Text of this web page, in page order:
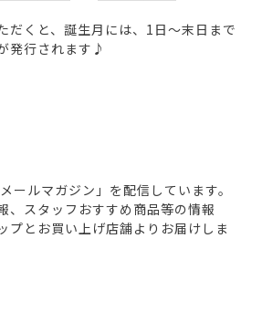
だくと、誕生月には、1日～末日まで
発行されます♪
ールマガジン」を配信しています。
、スタッフおすすめ商品等の情報
プとお買い上げ店舗よりお届けしま